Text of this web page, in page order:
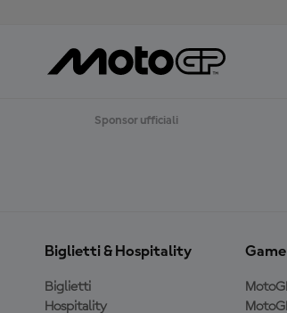
Sponsor ufficiali
Biglietti & Hospitality
Biglietti
Hospitality